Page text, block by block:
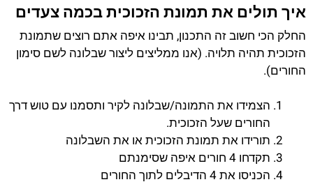
איך תולים את תמונת הזכוכית בכמה צעדים
החלק הכי חשוב זה התכנון, תבינו איפה אתם רוצים שתמונת
הזכוכית תהיה תלויה. (אנו ממליצים ליצור שבלונה לשם סימון
החורים).
הצמידו את התמונה/שבלונה לקיר ותסמנו עם טוש דרך
החורים שעל הזכוכית.
תורידו את תמונת הזכוכית או את השבלונה
תקדחו 4 חורים איפה שסימנתם
הכניסו את 4 הדיבלים לתוך החורים